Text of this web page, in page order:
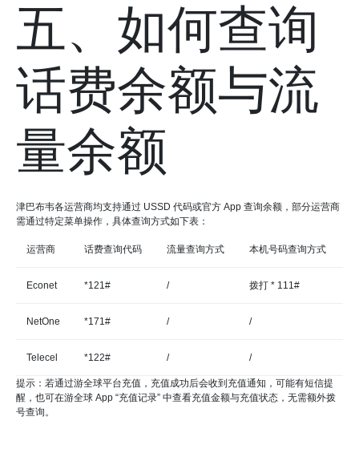
五、如何查询
话费余额与流
量余额
津巴布韦各运营商均支持通过 USSD 代码或官方 App 查询余额，部分运营商
需通过特定菜单操作，具体查询方式如下表：
运营商 话费查询代码 流量查询方式 本机号码查询方式
Econet *121# / 拨打 * 111#
NetOne *171# / /
Telecel *122# / /
提示：若通过游全球平台充值，充值成功后会收到充值通知，可能有短信提
醒，也可在游全球 App “充值记录” 中查看充值金额与充值状态，无需额外拨
号查询。